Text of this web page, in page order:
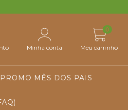
Minha conta Meu carrinho
0
PROMO MÊS DOS PAIS